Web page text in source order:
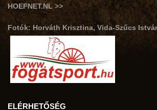
HOEFNET.NL >>
Fotók: Horváth Krisztina, Vida-Szűcs
ELÉRHETŐSÉG